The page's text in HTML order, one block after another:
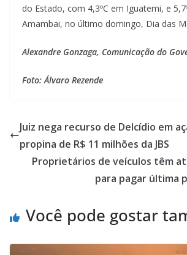
do Estado, com 4,3ºC em Iguatemi, e
Amambai, no último domingo, Dia das
Alexandre Gonzaga, Comunicação do
Foto: Álvaro Rezende
Juiz nega recurso de Delcídio em
propina de R$ 11 milhões da JBS
Proprietários de veículos têm
para pagar última
Você pode gostar